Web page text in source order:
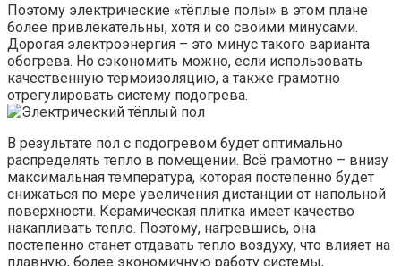
Поэтому электрические «тёплые полы» в этом плане
более привлекательны, хотя и со своими минусами.
Дорогая электроэнергия – это минус такого варианта
обогрева. Но сэкономить можно, если использовать
качественную термоизоляцию, а также грамотно
отрегулировать систему подогрева.
В результате пол с подогревом будет оптимально
распределять тепло в помещении. Всё грамотно – внизу
максимальная температура, которая постепенно будет
снижаться по мере увеличения дистанции от напольной
поверхности. Керамическая плитка имеет качество
накапливать тепло. Поэтому, нагревшись, она
постепенно станет отдавать тепло воздуху, что влияет на
плавную, более экономичную работу системы,